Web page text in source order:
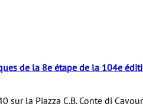
de la 8e étape de la 104e
sur la Piazza C.B. Conte di Cavour